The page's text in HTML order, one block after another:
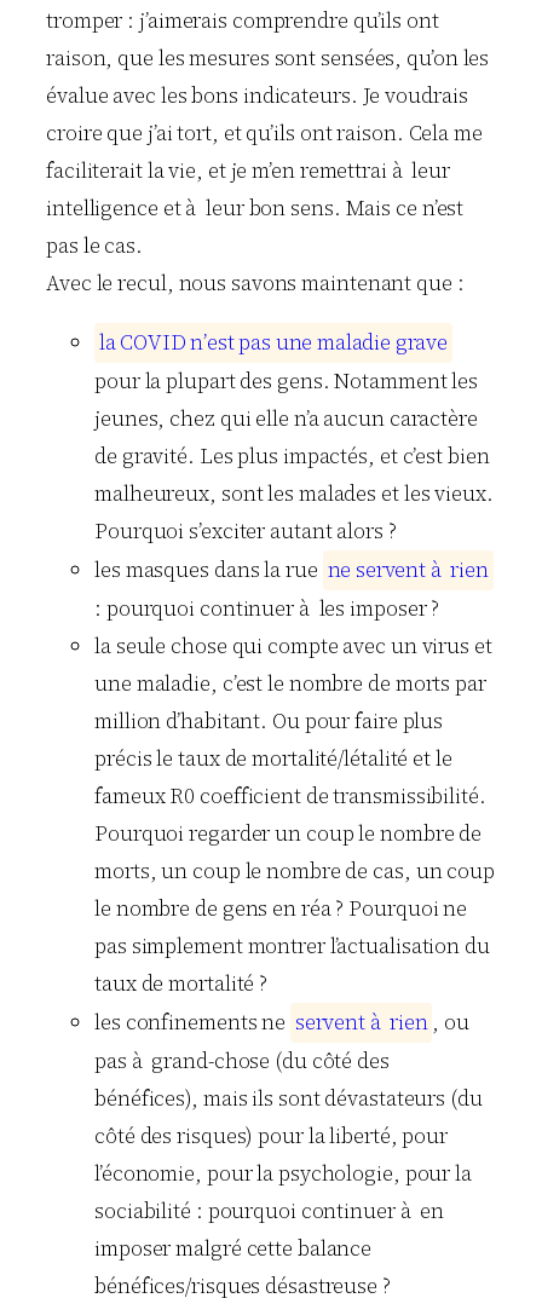
tromper : j’aimerais comprendre qu’ils ont
raison, que les mesures sont sensées, qu’on les
évalue avec les bons indicateurs. Je voudrais
croire que j’ai tort, et qu’ils ont raison. Cela me
faciliterait la vie, et je m’en remettrai à leur
intelligence et à leur bon sens. Mais ce n’est
pas le cas.
Avec le recul, nous savons maintenant que :
laCOVIDn’estpas une maladie grave
pour la plupart des gens. Notamment les
jeunes, chez qui elle n’a aucun caractère
de gravité. Les plus impactés, et c’est bien
malheureux, sont les malades et les vieux.
Pourquoi s’exciter autant alors ?
les masques dans la rue ne servent à rien
: pourquoi continuer à les imposer ?
la seule chose qui compte avec un virus et
une maladie, c’est le nombre de morts par
million d’habitant. Ou pour faire plus
précis le taux de mortalité/létalité et le
fameux R0 coefficient de transmissibilité.
Pourquoi regarder un coup le nombre de
morts, un coup le nombre de cas, un coup
le nombre de gens en réa ? Pourquoi ne
pas simplement montrer l’actualisation du
taux de mortalité ?
les confinements ne servent à rien , ou
pas à grand-chose (du côté des
bénéfices), mais ils sont dévastateurs (du
côté des risques) pour la liberté, pour
l’économie, pour la psychologie, pour la
sociabilité : pourquoi continuer à en
imposer malgré cette balance
bénéfices/risques désastreuse ?